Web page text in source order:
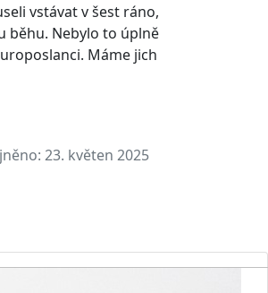
vstávat v šest ráno,
běhu. Nebylo to úplně
Máme jich
23. květen 2025